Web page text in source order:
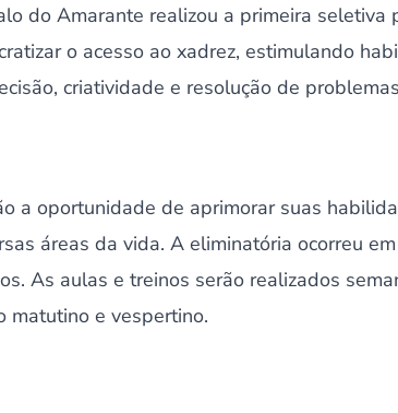
do Amarante realizou a primeira seletiva
o acesso ao xadrez, estimulando
criatividade e resolução de
a oportunidade de aprimorar suas
áreas da vida. A eliminatória ocorreu
As aulas e treinos serão realizados
matutino e vespertino.